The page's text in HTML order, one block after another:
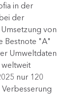
in der
der
von
Bestnote "A"
Umweltdaten
weltweit
nur 120
Verbesserung